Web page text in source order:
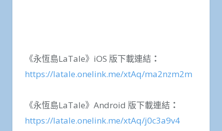
《永恆島LaTale》iOS 版下載連結 ：
https://latale.onelink.me/xtAq/ma2nzm2m
《永恆島LaTale》Android 版下載連結 ：
https://latale.onelink.me/xtAq/j0c3a9v4